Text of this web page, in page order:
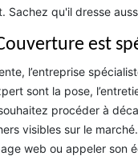
Sachez qu'il dresse
est
l’entreprise
sont la pose,
procéder à
visibles sur le
web ou appeler son